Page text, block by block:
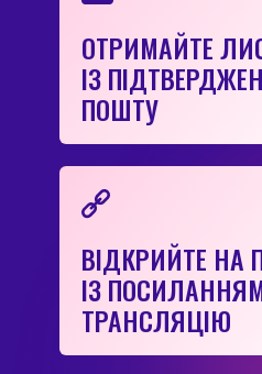
ОТРИМАЙТЕ
ІЗ
ПОШТУ
ВІДКРИЙТЕ НА
ІЗ
ТРАНСЛЯЦІЮ